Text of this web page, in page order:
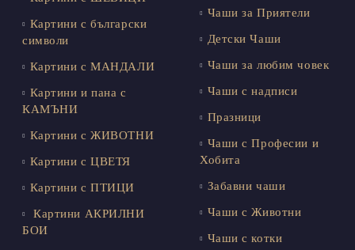
Картини с български
символи
Картини с МАНДАЛИ
Картини и пана с
КАМЪНИ
Картини с ЖИВОТНИ
Картини с ЦВЕТЯ
Картини с ПТИЦИ
Картини АКРИЛНИ
БОИ
Чаши за Приятели
Детски Чаши
Чаши за любим човек
Чаши с надписи
Празници
Чаши с Професии и
Хобита
Забавни чаши
Чаши с Животни
Чаши с котки